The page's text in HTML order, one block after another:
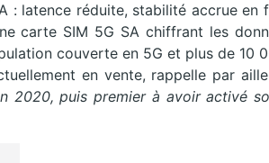
: latence réduite, stabilité accrue
carte SIM 5G SA chiffrant les
couverte en 5G et plus de 10
en vente, rappelle par
2020, puis premier à avoir activé